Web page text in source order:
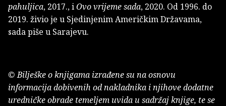
pahuljica, 2017., iOvovrijeme sada, 2020. Od 1996. do
2019. živio je u Sjedinjenim Američkim Državama,
sada piše u Sarajevu.
© Bilješke o knjigama izrađene su na osnovu
informacija dobivenih od nakladnika i njihove dodatne
uredničke obrade temeljem uvida u sadržaj knjige, te se